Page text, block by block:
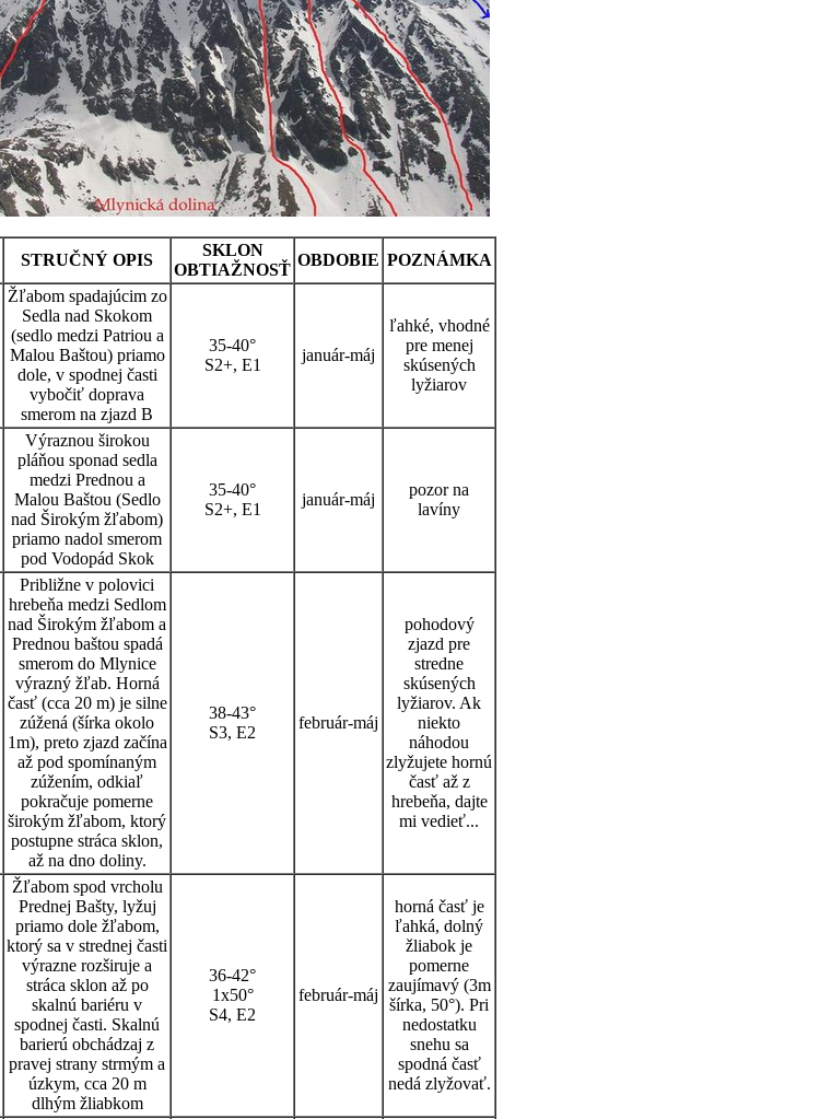
STRUČNÝ OPIS
SKLON
OBTIAŽNOSŤ
OBDOBIE POZNÁMKA
Žľabom spadajúcim zo
Sedla nad Skokom
(sedlo medzi Patriou a
Malou Baštou) priamo
dole, v spodnej časti
vybočiť doprava
smerom na zjazd B
35-40°
S2+, E1
január-máj
ľahké, vhodné
pre menej
skúsených
lyžiarov
Výraznou širokou
pláňou sponad sedla
medzi Prednou a
Malou Baštou (Sedlo
nad Širokým žľabom)
priamo nadol smerom
pod Vodopád Skok
35-40°
S2+, E1
január-máj
pozor na
lavíny
Približne v polovici
hrebeňa medzi Sedlom
nad Širokým žľabom a
Prednou baštou spadá
smerom do Mlynice
výrazný žľab. Horná
časť (cca 20 m) je silne
zúžená (šírka okolo
1m), preto zjazd začína
až pod spomínaným
zúžením, odkiaľ
pokračuje pomerne
širokým žľabom, ktorý
postupne stráca sklon,
až na dno doliny.
38-43°
S3, E2
február-máj
pohodový
zjazd pre
stredne
skúsených
lyžiarov. Ak
niekto
náhodou
zlyžujete hornú
časť až z
hrebeňa, dajte
mi vedieť...
Žľabom spod vrcholu
Prednej Bašty, lyžuj
priamo dole žľabom,
ktorý sa v strednej časti
výrazne rozširuje a
stráca sklon až po
skalnú bariéru v
spodnej časti. Skalnú
barierú obchádzaj z
pravej strany strmým a
úzkym, cca 20 m
dlhým žliabkom
36-42°
1x50°
S4, E2
február-máj
horná časť je
ľahká, dolný
žliabok je
pomerne
zaujímavý (3m
šírka, 50°). Pri
nedostatku
snehu sa
spodná časť
nedá zlyžovať.